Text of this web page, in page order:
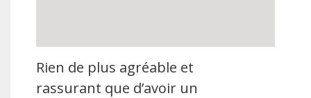
Rien de plus agréable et
rassurant que d’avoir un